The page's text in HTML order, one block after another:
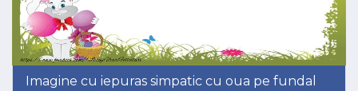
Imagine cu iepuras simpatic cu oua pe fundal